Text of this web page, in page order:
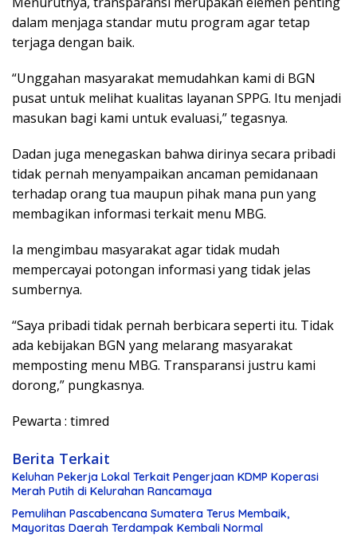
dalam menjaga standar mutu program agar tetap
terjaga dengan baik.
“Unggahan masyarakat memudahkan kami di BGN
pusat untuk melihat kualitas layanan SPPG. Itu menjadi
masukan bagi kami untuk evaluasi,” tegasnya.
Dadan juga menegaskan bahwa dirinya secara pribadi
tidak pernah menyampaikan ancaman pemidanaan
terhadap orang tua maupun pihak mana pun yang
membagikan informasi terkait menu MBG.
Ia mengimbau masyarakat agar tidak mudah
mempercayai potongan informasi yang tidak jelas
sumbernya.
“Saya pribadi tidak pernah berbicara seperti itu. Tidak
ada kebijakan BGN yang melarang masyarakat
memposting menu MBG. Transparansi justru kami
dorong,” pungkasnya.
Pewarta : timred
Berita Terkait
Keluhan Pekerja Lokal Terkait Pengerjaan KDMP Koperasi
Merah Putih di Kelurahan Rancamaya
Pemulihan Pascabencana Sumatera Terus Membaik,
Mayoritas Daerah Terdampak Kembali Normal